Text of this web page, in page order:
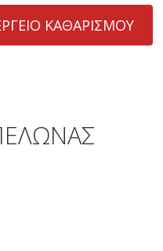
ΚΑΘΑΡΙΣΜΟΥ